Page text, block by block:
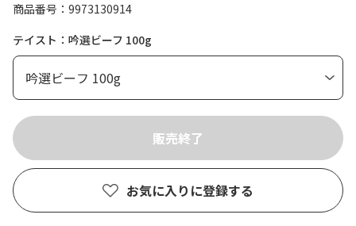
商品番号
9973130914
テイスト：吟選ビーフ 100g
お気に入りに登録する